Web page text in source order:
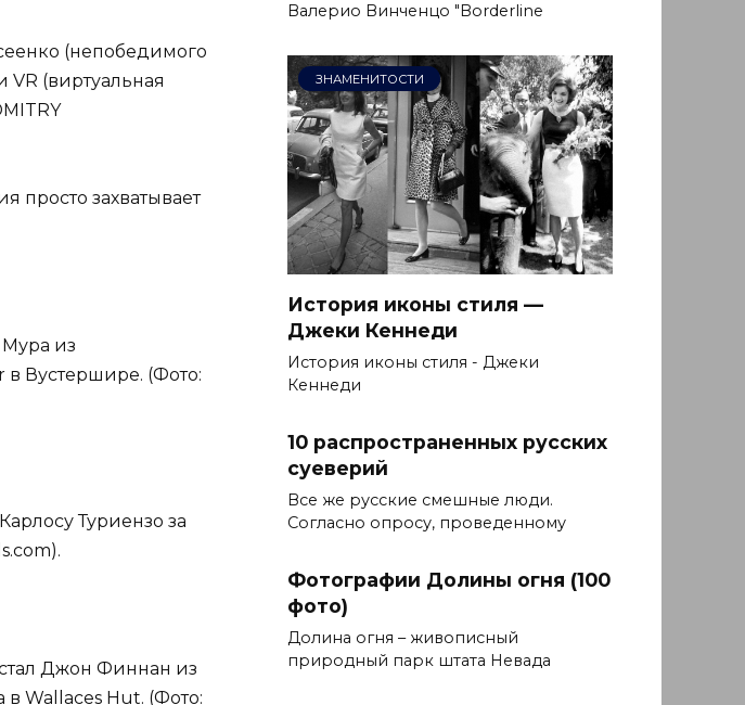
(непобедимого
VR (виртуальная
просто захватывает
из
Вустершире. (Фото:
Туриензо за
Джон Финнан из
Wallaces Hut. (Фото:
Валерио Винченцо "Borderline
ЗНАМЕНИТОСТИ
История иконы стиля —
Джеки Кеннеди
История иконы стиля - Джеки
Кеннеди
10 распространенных русских
суеверий
Все же русские смешные люди.
Согласно опросу, проведенному
Фотографии Долины огня (100
фото)
Долина огня – живописный
природный парк штата Невада